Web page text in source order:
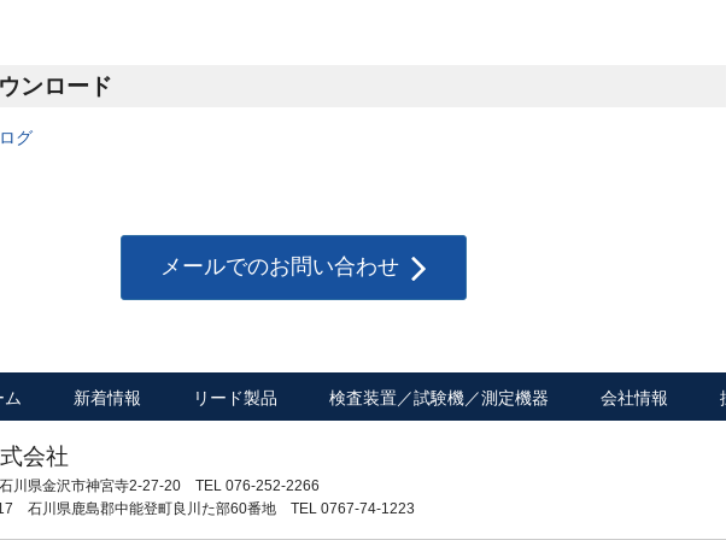
ンロード
グ
メールでのお問い合わせ
ム 新着情報 リード製品 検査装置／試験機／測定機器 会社情報
会社
川県金沢市神宮寺2-27-20 TEL 076-252-2266
石川県鹿島郡中能登町良川た部60番地 TEL 0767-74-1223